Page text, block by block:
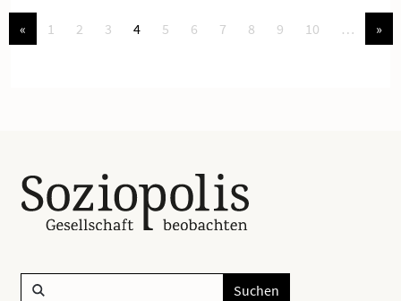
« 1 2 3 4 5 6 7 8 9 10 … »
Suchen